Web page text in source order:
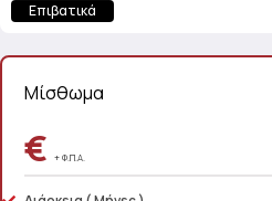
Επιβατικά
Μίσθωμα
€ + Φ.Π.Α.